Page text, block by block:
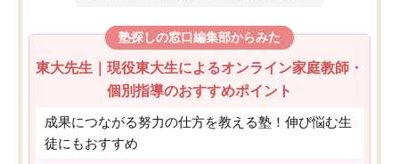
塾探しの窓口編集部からみた
東大先生｜現役東大生によるオンライン家庭教師・
個別指導のおすすめポイント
成果につながる努力の仕方を教える塾！伸び悩む生
徒にもおすすめ